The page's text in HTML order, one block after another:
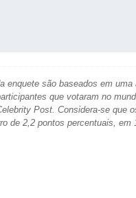
enquete são baseados em uma
que votaram no
Post. Considera-se que
de 2,2 pontos percentuais, em